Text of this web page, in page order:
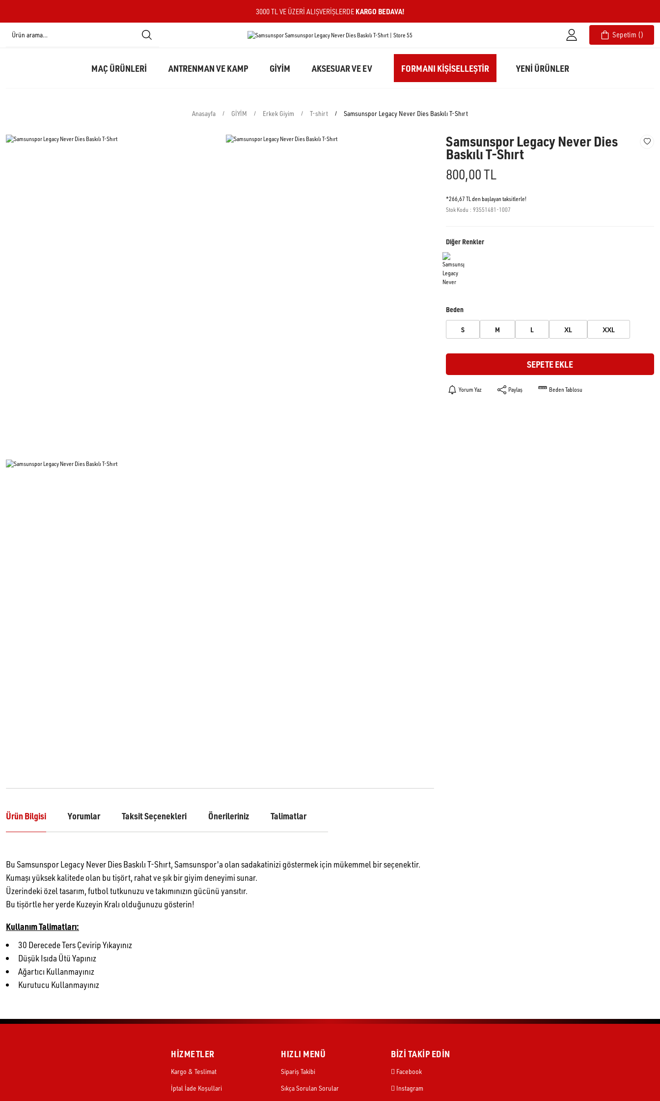
3000 TL VE ÜZERI ALIŞVERIŞLERDE KARGO BEDAVA!
Sepetim
MAÇ ÜRÜNLERİ ANTRENMAN VE KAMP GİYİM AKSESUAR VE EV FORMANI KIŞISELLEŞTIR YENİ ÜRÜNLER
Anasayfa GİYİM Erkek Giyim T-shirt Samsunspor Legacy Never Dies Baskılı T-Shırt
Samsunspor Legacy Never Dies
Baskılı T-Shırt
800,00 TL
*266,67 TL den başlayan taksitlerle!
Stok Kodu
93551481-1007
Diğer Renkler
Beden
S M L XL XXL
SEPETE EKLE
Yorum Yaz Paylaş Beden Tablosu
Bu Samsunspor Legacy Never Dies Baskılı T-Shırt, Samsunspor'a olan sadakatinizi göstermek için mükemmel bir seçenektir.
Kumaşı yüksek kalitede olan bu tişört, rahat ve şık bir giyim deneyimi sunar.
Üzerindeki özel tasarım, futbol tutkunuzu ve takımınızın gücünü yansıtır.